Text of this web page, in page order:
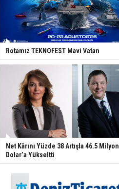
Rotamız TEKNOFEST Mavi Vatan
Net Kârını Yüzde 38 Artışla 46.5 Milyon
Dolar’a Yükseltti